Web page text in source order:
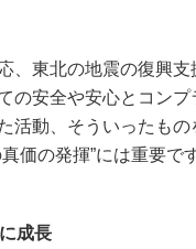
、東北の地震の復興支
の安全や安心とコンプ
活動、そういったもの
価の発揮”には重要で
成長